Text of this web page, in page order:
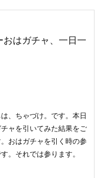
はガチャ、一日一
、ちゃづけ。です。 本日
ャを引いてみた結果をご
おはガチャを引く時の参
。 それでは参ります。